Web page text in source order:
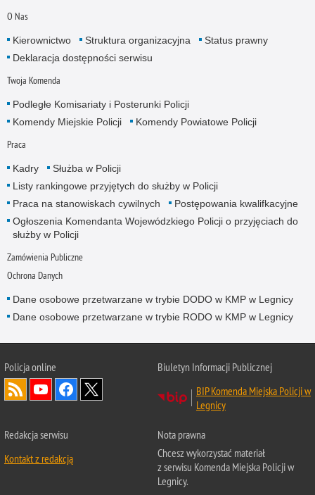
O Nas
Kierownictwo Struktura organizacyjna
Status prawny
Deklaracja dostępności serwisu
Twoja Komenda
Podległe Komisariaty i Posterunki Policji
Komendy Miejskie Policji
Komendy Powiatowe Policji
Praca
Kadry
Służba w Policji
Listy rankingowe przyjętych do służby w Policji
Praca na stanowiskach cywilnych
Postępowania kwalifkacyjne
Ogłoszenia Komendanta Wojewódzkiego Policji o przyjęciach do
służby w Policji
Zamówienia Publiczne
Ochrona Danych
Dane osobowe przetwarzane w trybie DODO w KMP w Legnicy
Dane osobowe przetwarzane w trybie RODO w KMP w Legnicy
Policjaonline
Biuletyn Informacji Publicznej
BIP Komenda Miejska Policji w
Legnicy
Redakcja serwisu
Kontakt z redakcją
Nota prawna
Chcesz wykorzystać materiał
z serwisu Komenda Miejska Policji w
Legnicy.